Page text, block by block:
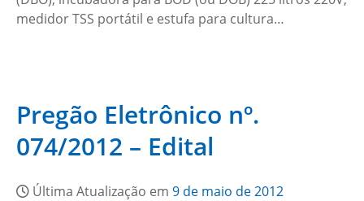
medidor TSS portátil e estufa para cultura…
Pregão Eletrônico nº.
074/2012 – Edital
Última Atualização em 9 de maio de 2012